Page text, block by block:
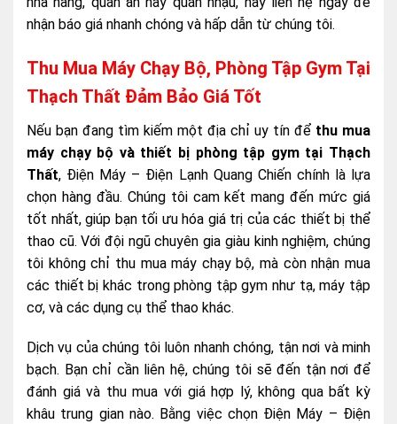
nhận báo giá nhanh chóng và hấp dẫn từ chúng tôi.
Thu Mua Máy Chạy Bộ, Phòng Tập Gym Tại
Thạch Thất Đảm Bảo Giá Tốt
Nếu bạn đang tìm kiếm một địa chỉ uy tín để thu mua
máy chạy bộ và thiết bị phòng tập gym tại Thạch
Thất, Điện Máy – Điện Lạnh Quang Chiến chính là lựa
chọn hàng đầu. Chúng tôi cam kết mang đến mức giá
tốt nhất, giúp bạn tối ưu hóa giá trị của các thiết bị thể
thao cũ. Với đội ngũ chuyên gia giàu kinh nghiệm, chúng
tôi không chỉ thu mua máy chạy bộ, mà còn nhận mua
các thiết bị khác trong phòng tập gym như tạ, máy tập
cơ, và các dụng cụ thể thao khác.
Dịch vụ của chúng tôi luôn nhanh chóng, tận nơi và minh
bạch. Bạn chỉ cần liên hệ, chúng tôi sẽ đến tận nơi để
đánh giá và thu mua với giá hợp lý, không qua bất kỳ
khâu trung gian nào. Bằng việc chọn Điện Máy – Điện